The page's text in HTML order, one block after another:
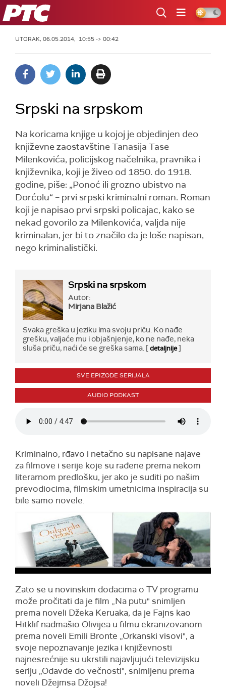
RTS
UTORAK, 06.05.2014, 10:55 -> 00:42
Srpski na srpskom
Na koricama knjige u kojoj je objedinjen deo
književne zaostavštine Tanasija Tase
Milenkovića, policijskog načelnika, pravnika i
književnika, koji je živeo od 1850. do 1918.
godine, piše: „Ponoć ili grozno ubistvo na
Dorćolu“ – prvi srpski kriminalni roman. Roman
koji je napisao prvi srpski policajac, kako se
nekad govorilo za Milenkovića, valjda nije
kriminalan, jer bi to značilo da je loše napisan,
nego kriminalistički.
Srpski na srpskom
Autor:
Mirjana Blažić
Svaka greška u jeziku ima svoju priču. Ko nađe
grešku, valjaće mu i objašnjenje, ko ne nađe, neka
sluša priču, naći će se greška sama. [detaljnije]
SVE EPIZODE SERIJALA
AUDIO PODKAST
Kriminalno, rđavo i netačno su napisane najave
za filmove i serije koje su rađene prema nekom
literarnom predlošku, jer ako je suditi po našim
prevodiocima, filmskim umetnicima inspiracija su
bile samo novele.
Zato se u novinskim dodacima o TV programu
može pročitati da je film „Na putu" snimljen
prema noveli Džeka Keruaka, da je Fajns kao
Hitklif nadmašio Olivijea u filmu ekranizovanom
prema noveli Emili Bronte „Orkanski visovi", a
svoje nepoznavanje jezika i književnosti
najnesrećnije su ukrstili najavljujući televizijsku
seriju „Odavde do večnosti", snimljenu prema
noveli Džejmsa Džojsa!